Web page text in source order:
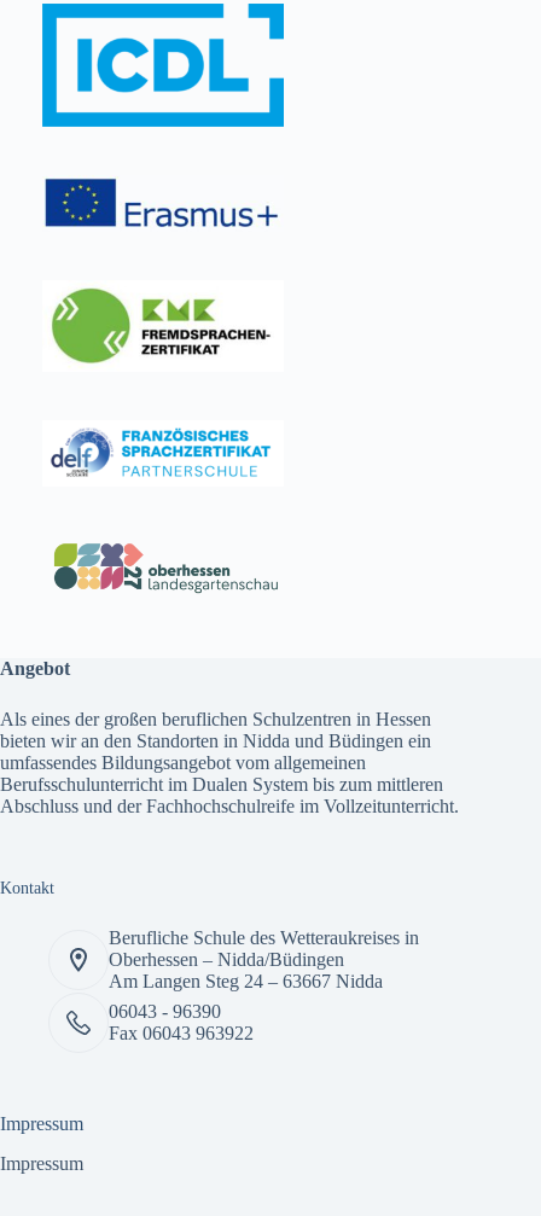
Angebot
Als eines der großen beruflichen Schulzentren in Hessen
bieten wir an den Standorten in Nidda und Büdingen ein
umfassendes Bildungsangebotvom allgemeinen
Berufsschulunterricht im Dualen System bis zum mittleren
Abschluss und der Fachhochschulreife im Vollzeitunterricht.
Kontakt
Berufliche Schule des Wetteraukreises in
Oberhessen – Nidda/Büdingen
Am Langen Steg 24 – 63667 Nidda
06043 - 96390
Fax 06043 963922
Impressum
Impressum